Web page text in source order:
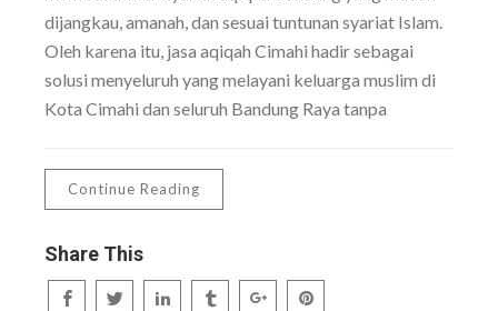
dijangkau, amanah, dan sesuai tuntunan syariat Islam.
Oleh karena itu, jasa aqiqah Cimahi hadir sebagai
solusi menyeluruh yang melayani keluarga muslim di
Kota Cimahi dan seluruh Bandung Raya tanpa
Continue Reading
Share This